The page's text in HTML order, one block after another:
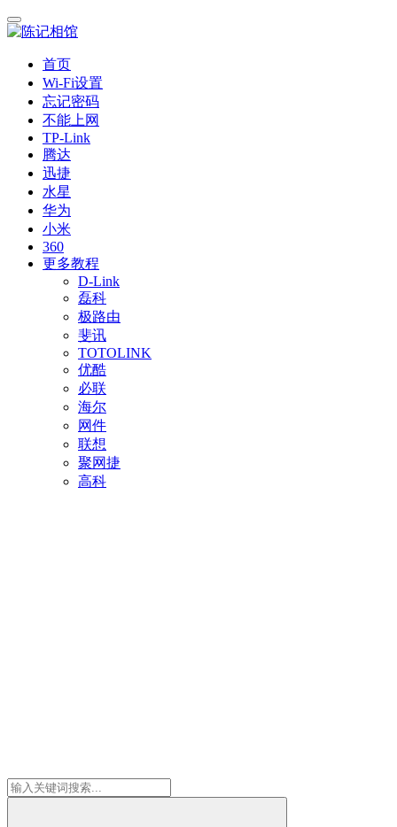
首页
Wi-Fi设置
忘记密码
不能上网
TP-Link
腾达
迅捷
水星
华为
小米
360
更多教程
D-Link
磊科
极路由
斐讯
TOTOLINK
优酷
必联
海尔
网件
联想
聚网捷
高科